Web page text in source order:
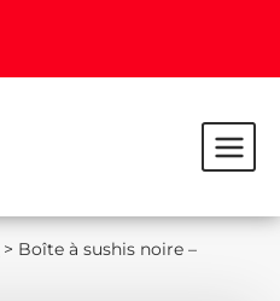
> Boîte à sushis noire –